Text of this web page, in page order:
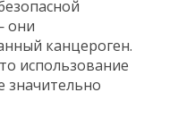
они
канцероген.
использование
значительно